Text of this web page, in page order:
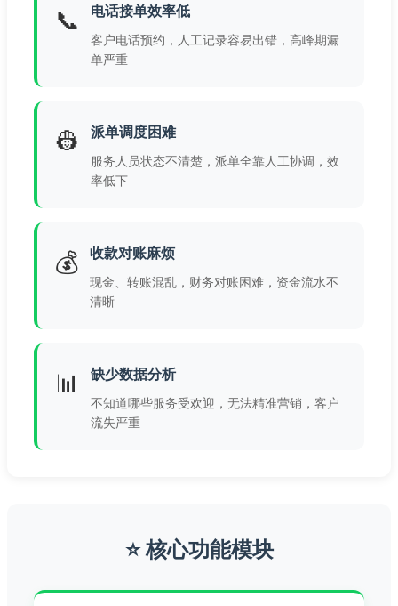
📞 电话接单效率低
客户电话预约，人工记录容易出错，高峰期漏
单严重
👷 派单调度困难
服务人员状态不清楚，派单全靠人工协调，效
率低下
💰 收款对账麻烦
现金、转账混乱，财务对账困难，资金流水不
清晰
📊 缺少数据分析
不知道哪些服务受欢迎，无法精准营销，客户
流失严重
⭐ 核心功能模块